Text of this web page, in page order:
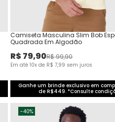
Camiseta Masculina Slim Bob
Quadrada Em Algodão
R$79,90R$99,90
Em até10x de R$ 7,99 sem juros
Ganhe um brinde exclusivo em
de R$449. *Consulte
-40%